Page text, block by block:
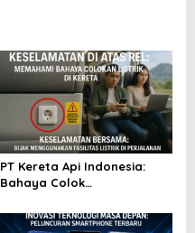
PT Kereta Api Indonesia:
Bahaya Colok